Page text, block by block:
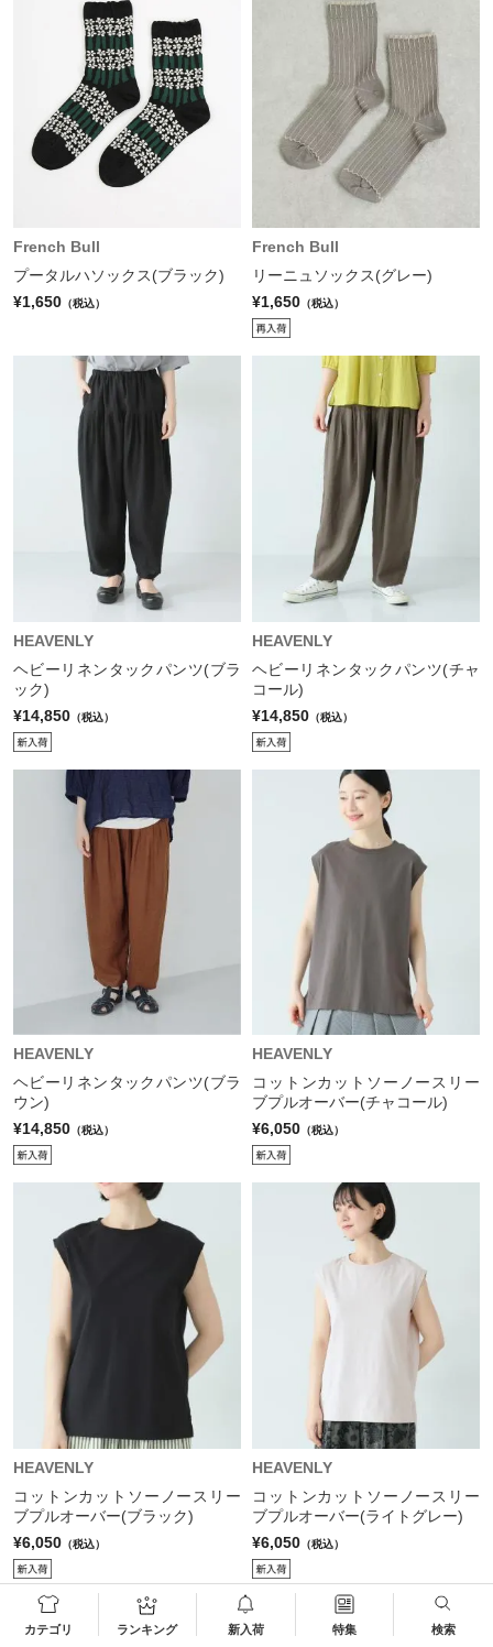
カテゴリ ランキング 新入荷 特集 検索
French Bull
プータルハソックス(ブラック)
¥1,650 （税込）
French Bull
リーニュソックス(グレー)
¥1,650 （税込）
HEAVENLY
ヘビーリネンタックパンツ(ブラ
ック)
¥14,850 （税込）
HEAVENLY
ヘビーリネンタックパンツ(チャ
コール)
¥14,850 （税込）
HEAVENLY
ヘビーリネンタックパンツ(ブラ
ウン)
¥14,850 （税込）
HEAVENLY
コットンカットソーノースリー
ブプルオーバー(チャコール)
¥6,050 （税込）
HEAVENLY
コットンカットソーノースリー
ブプルオーバー(ブラック)
¥6,050 （税込）
HEAVENLY
コットンカットソーノースリー
ブプルオーバー(ライトグレー)
¥6,050 （税込）